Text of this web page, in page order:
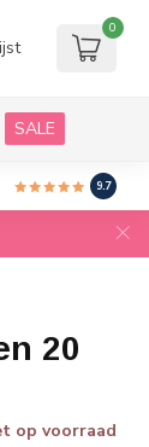
0
SALE
9.7
20
op voorraad